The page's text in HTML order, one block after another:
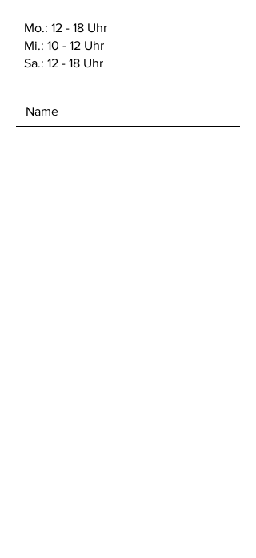
des verwendeten Materials zu finden.
Mo.: 12 - 18 Uhr
Mi.: 10 - 12 Uhr
Sa.: 12 - 18 Uhr